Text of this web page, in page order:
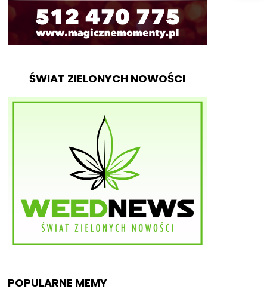
ŚWIAT ZIELONYCH NOWOŚCI
POPULARNE MEMY